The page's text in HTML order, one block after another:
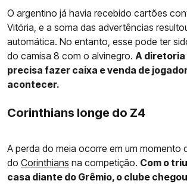
O argentino já havia recebido cartões
Vitória, e a soma das advertências
automática. No entanto, esse pode ter
do camisa 8 com o alvinegro. A
precisa fazer caixa e venda de
acontecer.
Corinthians longe do Z4
A perda do meia ocorre em um momento
do Corinthians na competição. Com o
casa diante do Grêmio, o clube